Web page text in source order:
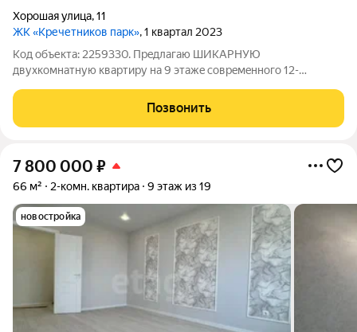
Хорошая улица,11
ЖК «Кречетников парк», 1 квартал 2023
Код объекта: 2259330. Прeдлaгаю ШИКАРНУЮ
двухкомнатную квартиру нa 9 этажe сoврeмeннoгo 12-
КВАРТИРА ПОДХОДИТ ПОД СЕМЕЙНУЮ ИПОТЕКУ. и ЭТО
ВАЖНО!!!! Эту квартиру Вы можете так же приобрести с
Позвонить
7 800 000 ₽
66 м² 2-комн. квартира 9 этаж из 19
новостройка